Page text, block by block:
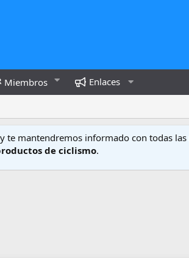
Miembros Enlaces
te mantendremos informado con todas las
de ciclismo.